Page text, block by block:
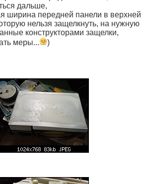
дальше,
ширина передней панели в верхней
нельзя защелкнуть, на нужную
конструкторами защелки,
меры...
)